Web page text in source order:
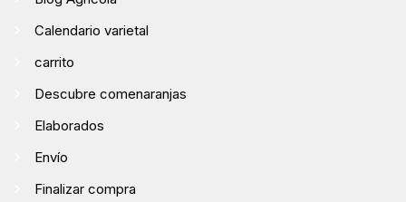
Calendario varietal
carrito
Descubre comenaranjas
Elaborados
Envío
Finalizar compra